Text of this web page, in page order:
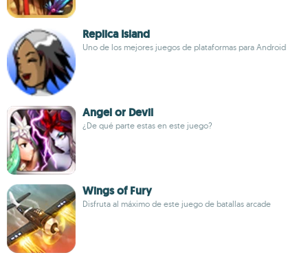
Replica Island
Uno de los mejores juegos de plataformas para Android
Angel or Devil
¿De qué parte estas en este juego?
Wings of Fury
Disfruta al máximo de este juego de batallas arcade